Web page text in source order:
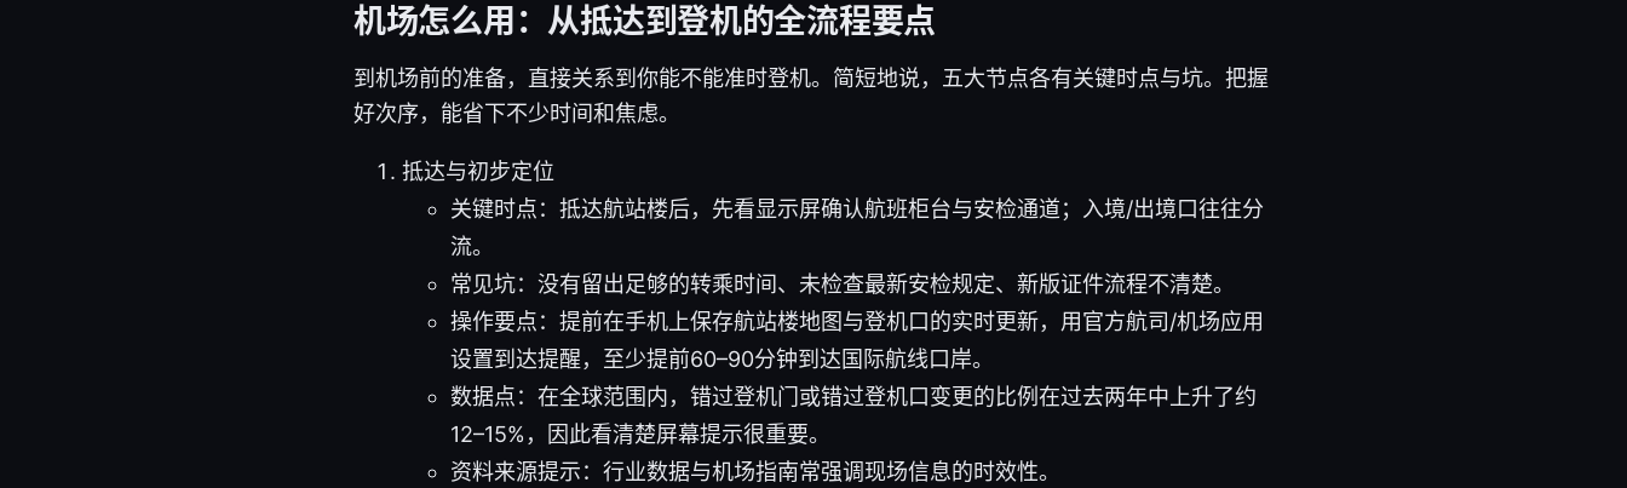
机场怎么用：从抵达到登机的全流程要点
到机场前的准备，直接关系到你能不能准时登机。简短地说，五大节点各有关键时点与坑。把握
好次序，能省下不少时间和焦虑。
抵达与初步定位
关键时点：抵达航站楼后，先看显示屏确认航班柜台与安检通道；入境/出境口往往分
流。
常见坑：没有留出足够的转乘时间、未检查最新安检规定、新版证件流程不清楚。
操作要点：提前在手机上保存航站楼地图与登机口的实时更新，用官方航司/机场应用
设置到达提醒，至少提前60–90分钟到达国际航线口岸。
数据点：在全球范围内，错过登机门或错过登机口变更的比例在过去两年中上升了约
12–15%，因此看清楚屏幕提示很重要。
资料来源提示：行业数据与机场指南常强调现场信息的时效性。